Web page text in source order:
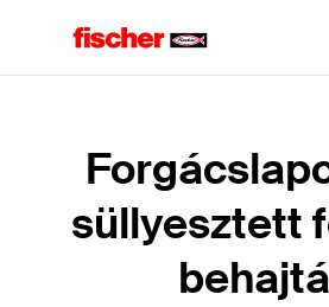
süllyesztett